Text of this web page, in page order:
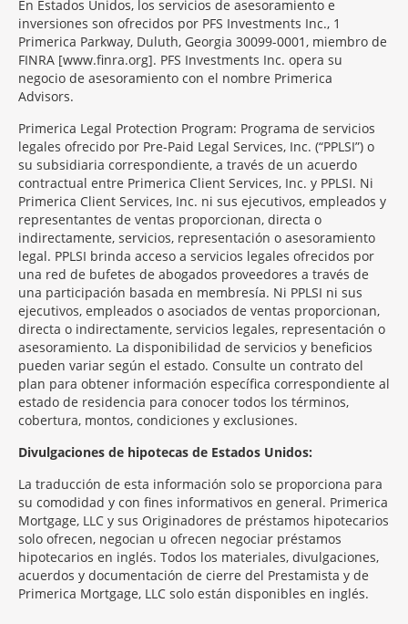
En Estados Unidos, los servicios de asesoramiento e
inversiones son ofrecidos por PFS Investments Inc., 1
Primerica Parkway, Duluth, Georgia 30099-0001, miembro de
FINRA [www.finra.org]. PFS Investments Inc. opera su
negocio de asesoramiento con el nombre Primerica
Advisors.
Primerica Legal Protection Program: Programa de servicios
legales ofrecido por Pre-Paid Legal Services, Inc. (“PPLSI”) o
su subsidiaria correspondiente, a través de un acuerdo
contractual entre Primerica Client Services, Inc. y PPLSI. Ni
Primerica Client Services, Inc. ni sus ejecutivos, empleados y
representantes de ventas proporcionan, directa o
indirectamente, servicios, representación o asesoramiento
legal. PPLSI brinda acceso a servicios legales ofrecidos por
una red de bufetes de abogados proveedores a través de
una participación basada en membresía. Ni PPLSI ni sus
ejecutivos, empleados o asociados de ventas proporcionan,
directa o indirectamente, servicios legales, representación o
asesoramiento. La disponibilidad de servicios y beneficios
pueden variar según el estado. Consulte un contrato del
plan para obtener información específica correspondiente al
estado de residencia para conocer todos los términos,
cobertura, montos, condiciones y exclusiones.
Morgage
Section
Divulgaciones de hipotecas de Estados Unidos:
La traducción de esta información solo se proporciona para
su comodidad y con fines informativos en general. Primerica
Mortgage, LLC y sus Originadores de préstamos hipotecarios
solo ofrecen, negocian u ofrecen negociar préstamos
hipotecarios en inglés. Todos los materiales, divulgaciones,
acuerdos y documentación de cierre del Prestamista y de
Primerica Mortgage, LLC solo están disponibles en inglés.